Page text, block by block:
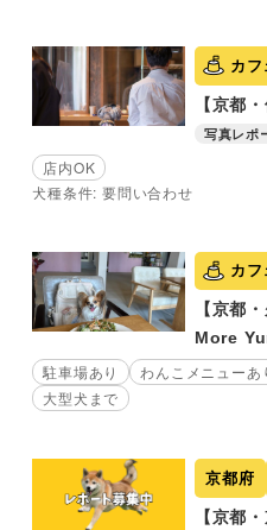
カフ
【京都
写真レポ
店内OK
犬種条件: 要問い合わせ
カフ
【京都
More
駐車場あり わんこメニューあ
大型犬まで
京都府
【京都